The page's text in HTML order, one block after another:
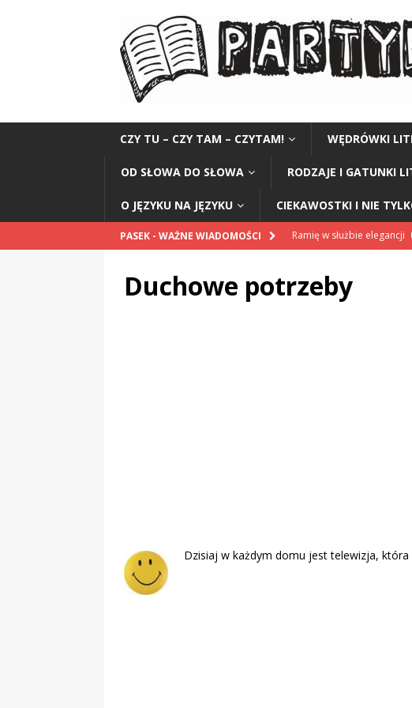
CZY TU – CZY TAM – CZYTAM! WĘDRÓWKI
OD SŁOWA DO SŁOWA RODZAJE I GATUNKI
O JĘZYKU NA JĘZYKU CIEKAWOSTKI I NIE
PASEK - WAŻNE WIADOMOŚCI Ramię w służbie elegancji
Honorarium w ziemniakach
Duchowe potrzeby
Dzisiaj w każdym domu jest telewizja,